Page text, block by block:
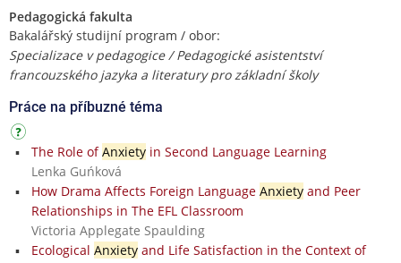
Pedagogická fakulta
Bakalářský studijní program / obor:
Specializace v pedagogice / Pedagogické asistentství
francouzského jazyka a literatury pro základní školy
Práce na příbuzné téma
The Role ofAnxietyin Second Language Learning
Lenka Guńková
How Drama Affects Foreign Language Anxietyand Peer
Relationships in The EFL Classroom
Victoria Applegate Spaulding
Ecological Anxietyand Life Satisfaction in the Context of